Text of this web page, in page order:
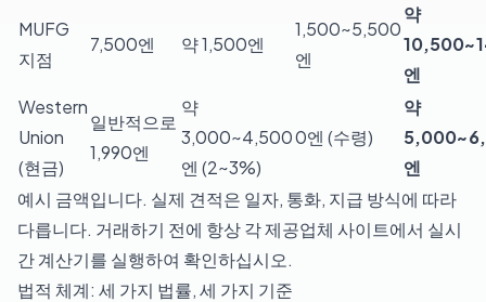
MUFG
지점
7,500엔 약 1,500엔
1,500~5,500
엔
약
엔
Western
Union
(현금)
일반적으로
1,990엔
약
3,000~4,500
엔 (2~3%)
0엔 (수령)
약
엔
예시 금액입니다. 실제 견적은 일자, 통화, 지급 방식에 따라
다릅니다. 거래하기 전에 항상 각 제공업체 사이트에서 실시
간 계산기를 실행하여 확인하십시오.
법적 체계: 세 가지 법률, 세 가지 기준